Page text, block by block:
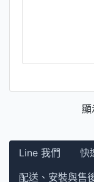
顯
Line 我們 快
配送、安裝與售